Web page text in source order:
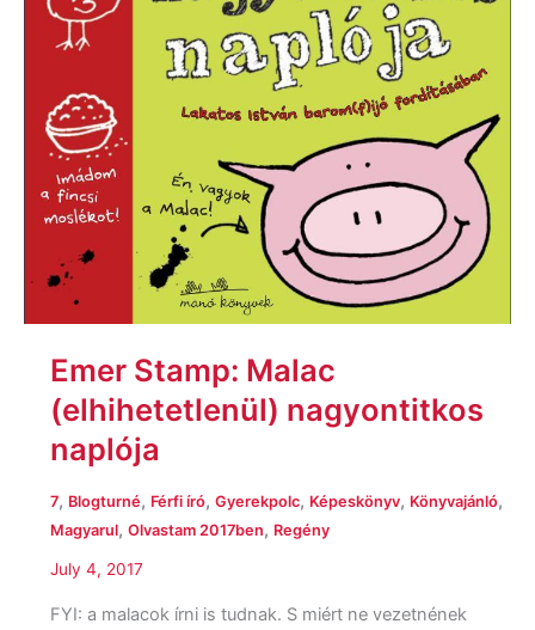
Emer Stamp: Malac
(elhihetetlenül) nagyontitkos
naplója
7, Blogturné, Férfi író, Gyerekpolc, Képeskönyv, Könyvajánló,
Magyarul, Olvastam 2017ben, Regény
July 4, 2017
FYI: a malacok írni is tudnak. S miért ne vezetnének